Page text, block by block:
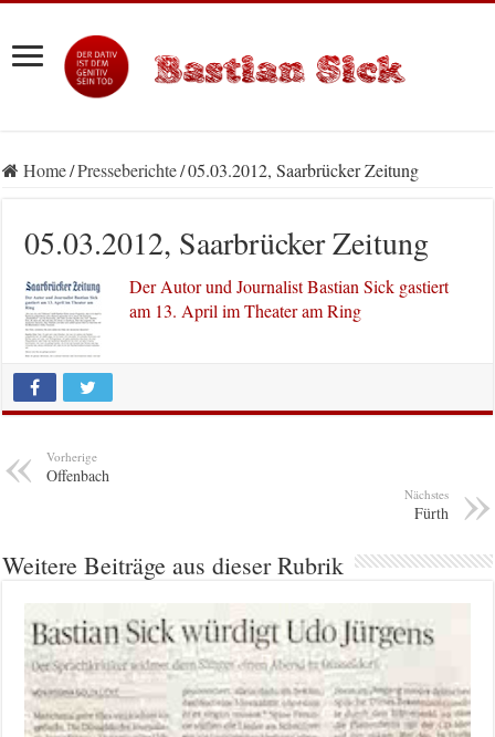
Home/Presseberichte/05.03.2012, Saarbrücker Zeitung
05.03.2012, Saarbrücker Zeitung
Der Autor und Journalist Bastian Sick gastiert
am 13. April im Theater am Ring
Vorherige
Offenbach
Nächstes
Fürth
Weitere Beiträge aus dieser Rubrik